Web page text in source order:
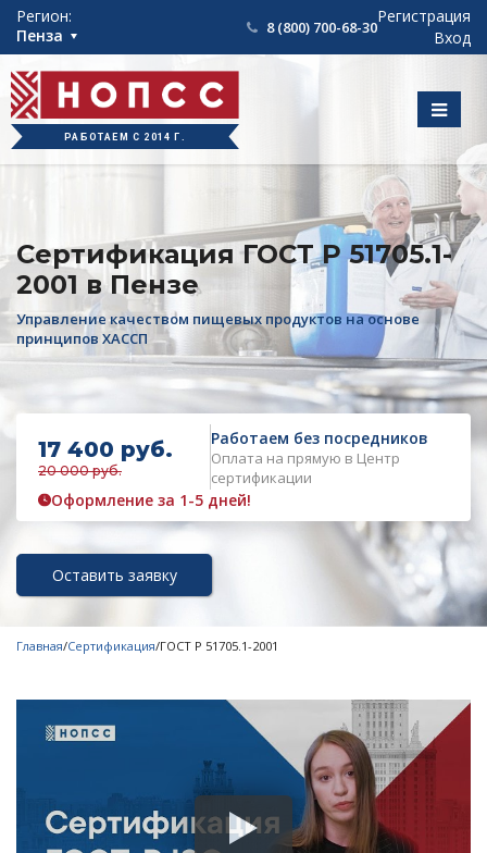
Регион:
Пенза
8 (800) 700-68-30
Регистрация
Вход
РАБОТАЕМ С 2014 Г.
int(783)
Сертификация ГОСТ Р 51705.1-
2001 в Пензе
Управление качеством пищевых продуктов на основе
принципов ХАССП
17 400 руб.
20 000 руб.
Работаем без посредников
Оплата на прямую в Центр
сертификации
Оформление за 1-5 дней!
Оставить заявку
Главная/Сертификация/ГОСТ Р 51705.1-2001